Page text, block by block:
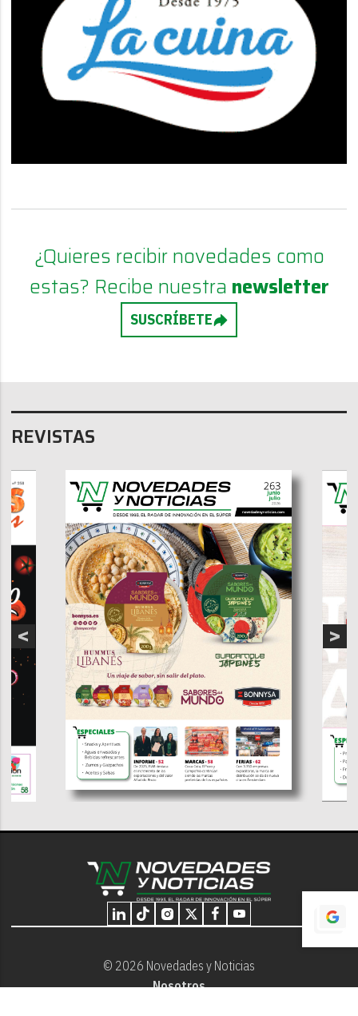
¿Quieres recibir novedades como
estas? Recibe nuestra newsletter
SUSCRÍBETE
REVISTAS
© 2026 Novedades y Noticias
Nosotros